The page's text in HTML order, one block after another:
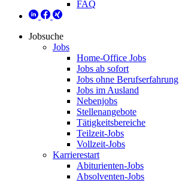
FAQ
Jobsuche
Jobs
Home-Office Jobs
Jobs ab sofort
Jobs ohne Berufserfahrung
Jobs im Ausland
Nebenjobs
Stellenangebote
Tätigkeitsbereiche
Teilzeit-Jobs
Vollzeit-Jobs
Karrierestart
Abiturienten-Jobs
Absolventen-Jobs